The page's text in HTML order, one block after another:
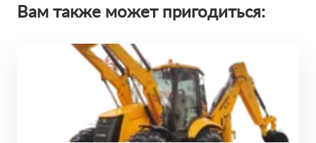
Вам также может пригодиться: